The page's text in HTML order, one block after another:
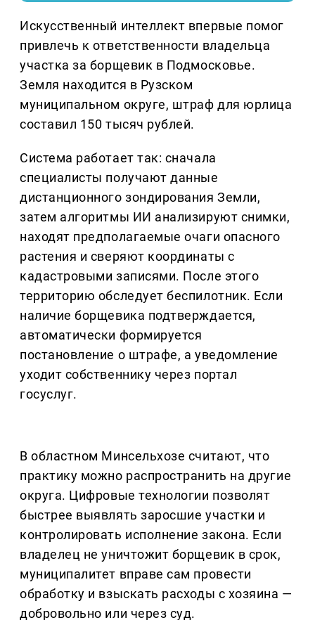
Искусственный интеллект впервые помог
привлечь к ответственности владельца
участка за борщевик в Подмосковье.
Земля находится в Рузском
муниципальном округе, штраф для юрлица
составил 150 тысяч рублей.
Система работает так: сначала
специалисты получают данные
дистанционного зондирования Земли,
затем алгоритмы ИИ анализируют снимки,
находят предполагаемые очаги опасного
растения и сверяют координаты с
кадастровыми записями. После этого
территорию обследует беспилотник. Если
наличие борщевика подтверждается,
автоматически формируется
постановление о штрафе, а уведомление
уходит собственнику через портал
госуслуг.
В областном Минсельхозе считают, что
практику можно распространить на другие
округа. Цифровые технологии позволят
быстрее выявлять заросшие участки и
контролировать исполнение закона. Если
владелец не уничтожит борщевик в срок,
муниципалитет вправе сам провести
обработку и взыскать расходы с хозяина —
добровольно или через суд.